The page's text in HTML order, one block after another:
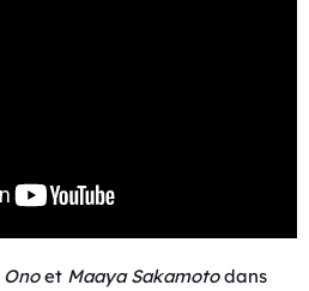
et Maaya Sakamotodans